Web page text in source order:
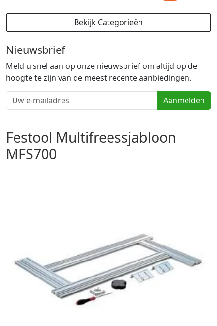
Bekijk Categorieën
Nieuwsbrief
Meld u snel aan op onze nieuwsbrief om altijd op de
hoogte te zijn van de meest recente aanbiedingen.
Aanmelden
Festool Multifreessjabloon
MFS700